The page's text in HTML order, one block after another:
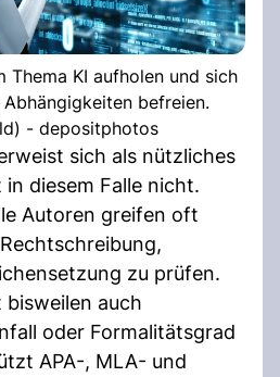
Thema KI aufholen und sich
befreien.
- depositphotos
sich als nützliches
diesem Falle nicht.
Autoren greifen oft
zu prüfen.
bisweilen auch
oder Formalitätsgrad
APA-, MLA- und